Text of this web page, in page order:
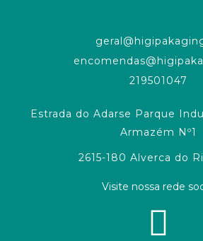
219501047
Estrada do Adarse Parque
Armazém Nº1
2615-180 Alverca do
Visite nossa rede